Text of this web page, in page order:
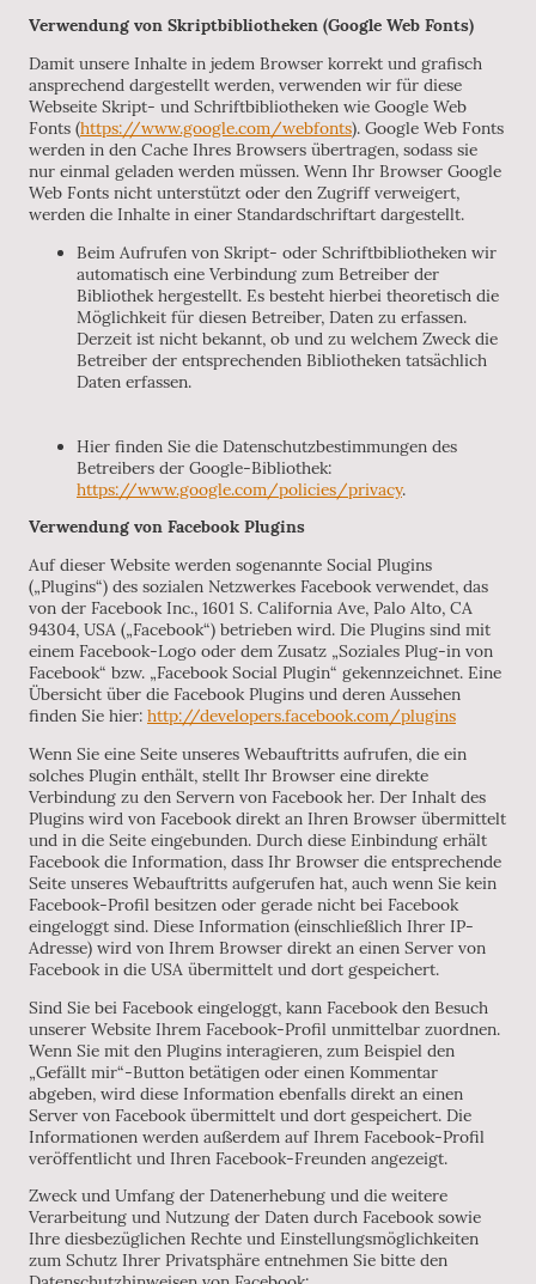
Verwendung von Skriptbibliotheken (Google Web Fonts)
Damit unsere Inhalte in jedem Browser korrekt und grafisch
ansprechend dargestellt werden, verwenden wir für diese
Webseite Skript- und Schriftbibliotheken wie Google Web
Fonts (https://www.google.com/webfonts). Google Web Fonts
werden in den Cache Ihres Browsers übertragen, sodass sie
nur einmal geladen werden müssen. Wenn Ihr Browser Google
Web Fonts nicht unterstützt oder den Zugriff verweigert,
werden die Inhalte in einer Standardschriftart dargestellt.
Beim Aufrufen von Skript- oder Schriftbibliotheken wir
automatisch eine Verbindung zum Betreiber der
Bibliothek hergestellt. Es besteht hierbei theoretisch die
Möglichkeit für diesen Betreiber, Daten zu erfassen.
Derzeit ist nicht bekannt, ob und zu welchem Zweck die
Betreiber der entsprechenden Bibliotheken tatsächlich
Daten erfassen.
Hier finden Sie die Datenschutzbestimmungen des
Betreibers der Google-Bibliothek:
https://www.google.com/policies/privacy.
Verwendung von Facebook Plugins
Auf dieser Website werden sogenannte Social Plugins
(„Plugins“) des sozialen Netzwerkes Facebook verwendet, das
von der Facebook Inc., 1601 S. California Ave, Palo Alto, CA
94304, USA („Facebook“) betrieben wird. Die Plugins sind mit
einem Facebook-Logo oder dem Zusatz „Soziales Plug-in von
Facebook“ bzw. „Facebook Social Plugin“ gekennzeichnet. Eine
Übersicht über die Facebook Plugins und deren Aussehen
finden Sie hier: http://developers.facebook.com/plugins
Wenn Sie eine Seite unseres Webauftritts aufrufen, die ein
solches Plugin enthält, stellt Ihr Browser eine direkte
Verbindung zu den Servern von Facebook her. Der Inhalt des
Plugins wird von Facebook direkt an Ihren Browser übermittelt
und in die Seite eingebunden. Durch diese Einbindung erhält
Facebook die Information, dass Ihr Browser die entsprechende
Seite unseres Webauftritts aufgerufen hat, auch wenn Sie kein
Facebook-Profil besitzen oder gerade nicht bei Facebook
eingeloggt sind. Diese Information (einschließlich Ihrer IP-
Adresse) wird von Ihrem Browser direkt an einen Server von
Facebook in die USA übermittelt und dort gespeichert.
Sind Sie bei Facebook eingeloggt, kann Facebook den Besuch
unserer Website Ihrem Facebook-Profil unmittelbar zuordnen.
Wenn Sie mit den Plugins interagieren, zum Beispiel den
„Gefällt mir“-Button betätigen oder einen Kommentar
abgeben, wird diese Information ebenfalls direkt an einen
Server von Facebook übermittelt und dort gespeichert. Die
Informationen werden außerdem auf Ihrem Facebook-Profil
veröffentlicht und Ihren Facebook-Freunden angezeigt.
Zweck und Umfang der Datenerhebung und die weitere
Verarbeitung und Nutzung der Daten durch Facebook sowie
Ihre diesbezüglichen Rechte und Einstellungsmöglichkeiten
zum Schutz Ihrer Privatsphäre entnehmen Sie bitte den